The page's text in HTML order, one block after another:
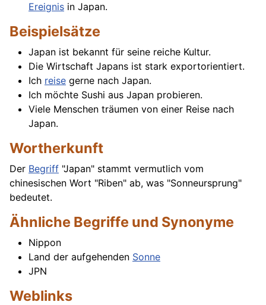
Ereignis in Japan.
Beispielsätze
Japan ist bekannt für seine reiche Kultur.
Die Wirtschaft Japans ist stark exportorientiert.
Ich reise gerne nach Japan.
Ich möchte Sushi aus Japan probieren.
Viele Menschen träumen von einer Reise nach
Japan.
Wortherkunft
Der Begriff "Japan" stammt vermutlich vom
chinesischen Wort "Riben" ab, was "Sonneursprung"
bedeutet.
Ähnliche Begriffe und Synonyme
Nippon
Land der aufgehenden Sonne
JPN
Weblinks